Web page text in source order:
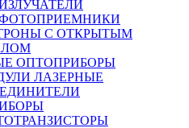
ФОТОПРИЕМНИКИ
С ОТКРЫТЫМ
ОПТОПРИБОРЫ
ЛАЗЕРНЫЕ